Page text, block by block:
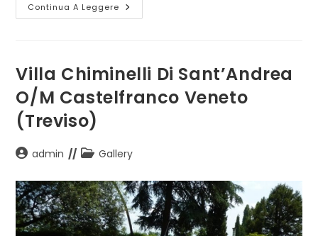
Continua A Leggere Villa
Corner
Di
Vedelago
(Treviso)
Villa Chiminelli Di Sant’Andrea
O/M Castelfranco Veneto
(Treviso)
Autoreadmin
Categoria
Gallery